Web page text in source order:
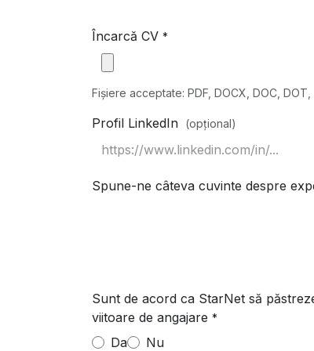
Încarcă CV *
Fișiere acceptate: PDF, DOCX, DOC, DOT,
Profil LinkedIn (opțional)
Spune-ne câteva cuvinte despre
Sunt de acord ca StarNet să
viitoare de angajare *
Da Nu